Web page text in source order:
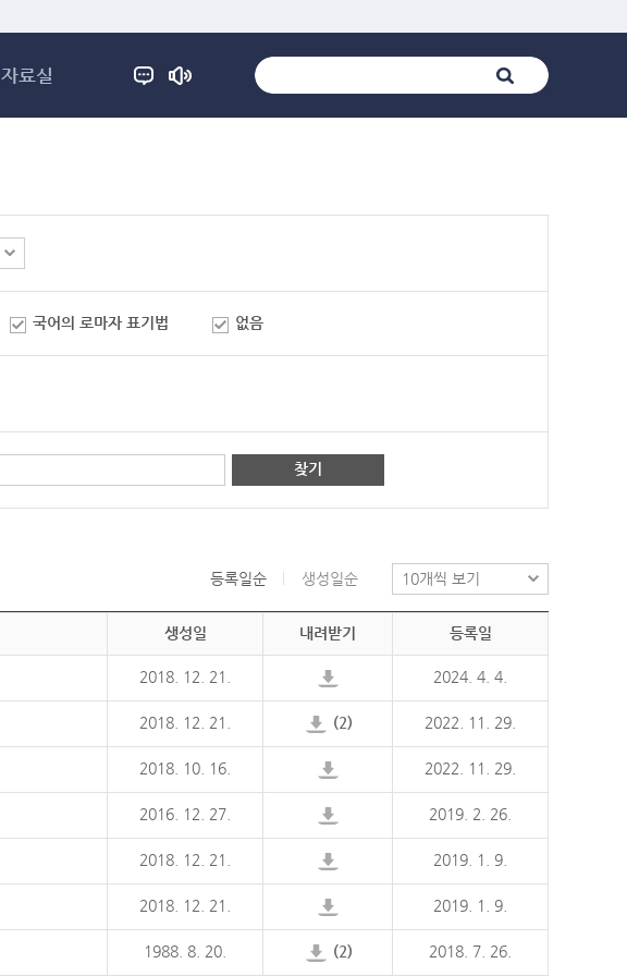
자료실
국어의 로마자 표기법 없음
찾기
등록일순 생성일순
생성일 내려받기 등록일
2018. 12. 21. 2024. 4. 4.
2018. 12. 21. (2) 2022. 11. 29.
2018. 10. 16. 2022. 11. 29.
2016. 12. 27. 2019. 2. 26.
2018. 12. 21. 2019. 1. 9.
2018. 12. 21. 2019. 1. 9.
1988. 8. 20. (2) 2018. 7. 26.